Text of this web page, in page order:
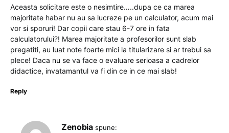
Aceasta solicitare este o nesimtire…..dupa ce ca marea
majoritate habar nu au sa lucreze pe un calculator, acum mai
vor si sporuri! Dar copii care stau 6-7 ore in fata
calculatorului?! Marea majoritate a profesorilor sunt slab
pregatiti, au luat note foarte mici la titularizare si ar trebui sa
plece! Daca nu se va face o evaluare serioasa a cadrelor
didactice, invatamantul va fi din ce in ce mai slab!
Reply
Zenobia spune: